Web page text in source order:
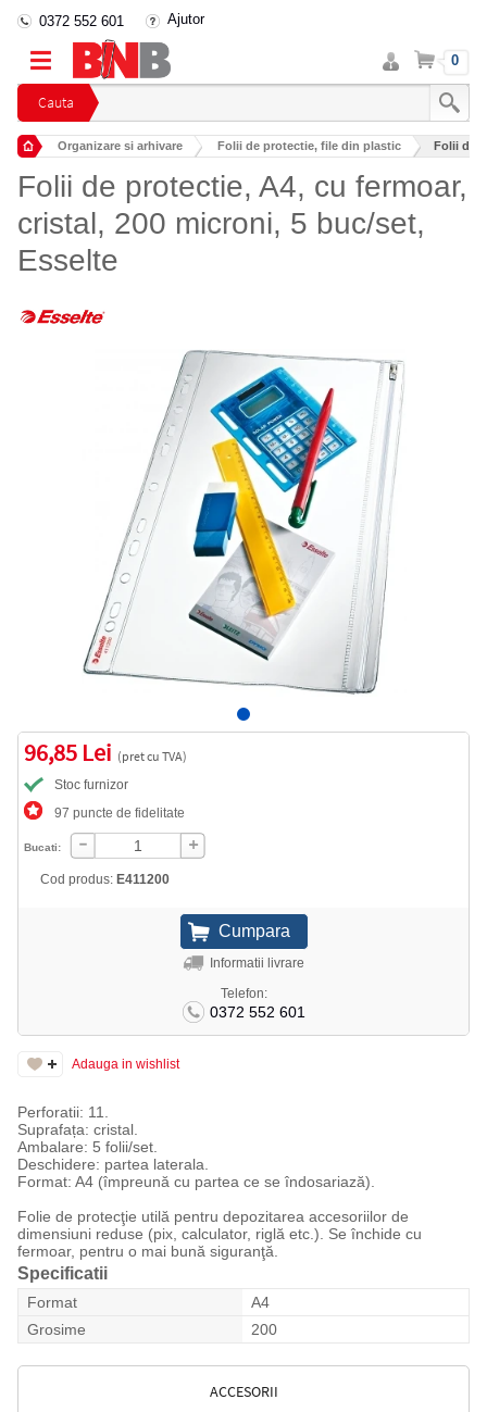
Cauta
0372 552 601 Ajutor
Intra
in
cont
Cos 0
Organizare si arhivare Folii de protectie, file din plastic Folii de
Folii de protectie, A4, cu fermoar,
cristal, 200 microni, 5 buc/set,
Esselte
96,85 Lei (pret cu TVA)
Stoc furnizor
97 puncte de fidelitate
Bucati:
Cod produs: E411200
Informatii livrare
Telefon:
0372 552 601
Adauga in wishlist
Perforatii: 11.
Suprafața: cristal.
Ambalare: 5 folii/set.
Deschidere: partea laterala.
Format: A4 (împreună cu partea ce se îndosariază).
Folie de protecţie utilă pentru depozitarea accesoriilor de
dimensiuni reduse (pix, calculator, riglă etc.). Se închide cu
fermoar, pentru o mai bună siguranţă.
Specificatii
Format
A4
Grosime
200
ACCESORII